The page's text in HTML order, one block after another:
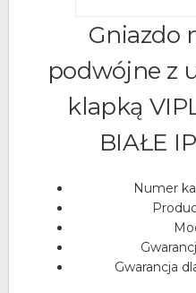
Gniazdo
podwójne z
klapką
BIAŁE
Numer
Gwarancja